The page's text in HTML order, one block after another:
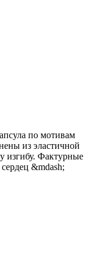
по мотивам
из эластичной
изгибу. Фактурные
&mdash;